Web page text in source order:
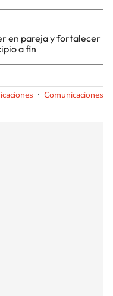
en pareja y fortalecer
a fin
Comunicaciones